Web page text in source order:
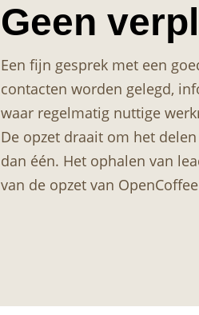
Geen
Een fijn gesprek met een
contacten worden gelegd,
waar regelmatig nuttige
De opzet draait om het
dan één. Het ophalen van
van de opzet van